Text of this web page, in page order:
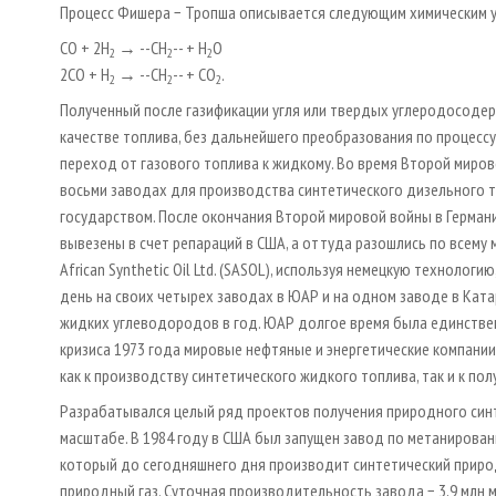
Процесс Фишера − Тропша описывается следующим химическим
CO + 2H2 → --CH2-- + H2O
2CO + H2 → --CH2-- + CO2.
Полученный после газификации угля или твердых
качестве топлива, без дальнейшего преобразования по
переход от газового топлива к жидкому. Во время Второй
восьми заводах для производства синтетического
государством. После окончания Второй мировой войны в
вывезены в счет репараций в США, а оттуда разошлись по
African Synthetic Oil Ltd. (SASOL), используя немецкую
день на своих четырех заводах в ЮАР и на одном заводе в
жидких углеводородов в год. ЮАР долгое время была
кризиса 1973 года мировые нефтяные и энергетические
как к производству синтетического жидкого топлива, так и к
Разрабатывался целый ряд проектов получения природного
масштабе. В 1984 году в США был запущен завод по
который до сегодняшнего дня производит синтетический
природный газ. Суточная производительность завода − 3,9 млн м